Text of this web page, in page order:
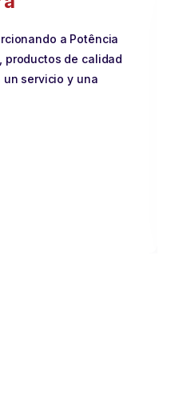
a Potência
productos de calidad
servicio y una